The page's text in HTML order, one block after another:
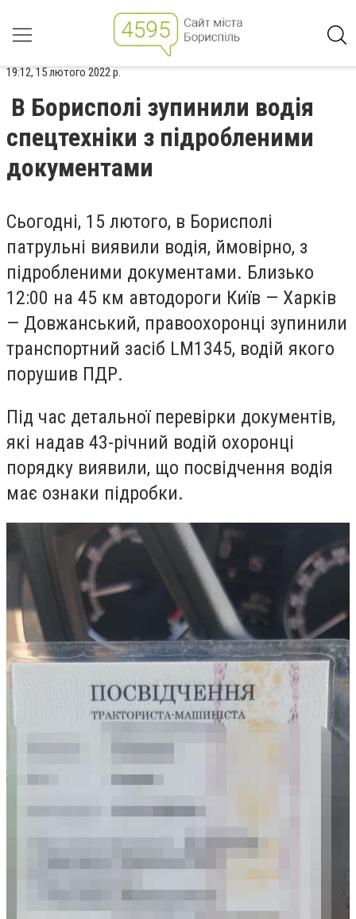
19:12, 15 лютого 2022 р.
В Борисполі зупинили водія
спецтехніки з підробленими
документами
Сьогодні, 15 лютого, в Борисполі
патрульні виявили водія, ймовірно, з
підробленими документами. Близько
12:00 на 45 км автодороги Київ — Харків
— Довжанський, правоохоронці зупинили
транспортний засіб LM1345, водій якого
порушив ПДР.
Під час детальної перевірки документів,
які надав 43-річний водій охоронці
порядку виявили, що посвідчення водія
має ознаки підробки.